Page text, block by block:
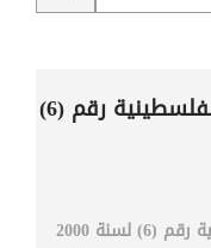
قانون المواصفات والمقاييس الفلسطينية رقم (6)
2000